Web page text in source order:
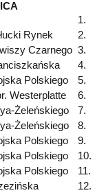
1.
Rynek
2.
Czarnego 3.
4.
Polskiego
5.
Westerplatte
6.
Żeleńskiego
7.
Żeleńskiego
8.
Polskiego
9.
Polskiego
10.
Polskiego
11.
12.